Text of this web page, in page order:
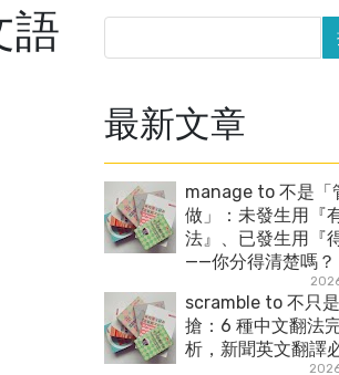
語
最新文章
manage to 不是「
做」：未發生用『
法』、已發生用『
——你分得清楚嗎？
scramble to 不只
搶：6 種中文翻法
析，新聞英文翻譯